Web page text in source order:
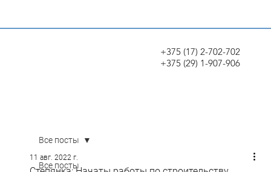
+375 (17) 2-702-702
+375 (29) 1-907-906
Все посты
Все посты
11 авг. 2022 г.